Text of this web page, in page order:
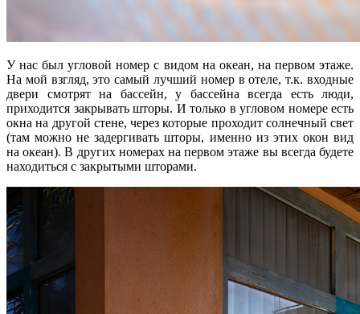
У нас был угловой номер с видом на океан, на первом этаже.
На мой взгляд, это самый лучший номер в отеле, т.к. входные
двери смотрят на бассейн, у бассейна всегда есть люди,
приходится закрывать шторы. И только в угловом номере есть
окна на другой стене, через которые проходит солнечный свет
(там можно не задергивать шторы, именно из этих окон вид
на океан). В других номерах на первом этаже вы всегда будете
находиться с закрытыми шторами.